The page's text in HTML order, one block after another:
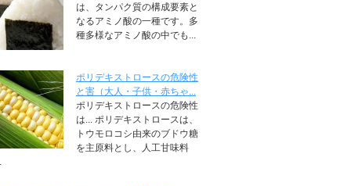
は、タンパク質の構成要素と
なるアミノ酸の一種です。多
種多様なアミノ酸の中でも...
ポリデキストロースの危険性
と害（大人・子供・赤ちゃ...
ポリデキストロースの危険性
は... ポリデキストロースは、
トウモロコシ由来のブドウ糖
を主原料とし、人工甘味料